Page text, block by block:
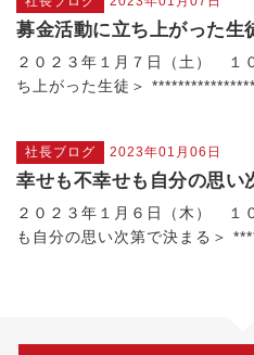
募金活動に立ち上がった生
２０２３年１月７日（土） １
ち上がった生徒＞
社長ブログ 2023年01月06日
幸せも不幸せも自分の思い
２０２３年１月６日（木） １
も自分の思い次第で決まる＞